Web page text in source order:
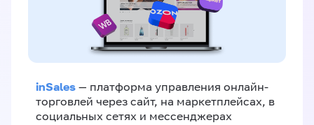
inSales — платформа управления онлайн-
торговлей через сайт, на маркетплейсах, в
социальных сетях и мессенджерах